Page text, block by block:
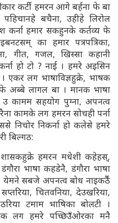
कर्टी हमरन आगे बर्हना फे बा
बचैना, उहीहे लिरोल
कर्ना हमार सकहुनके कर्तव्य फे
का हमार पत्रपत्रिका,
गीत, गजल, खिस्सा कहानी
हो टो ? नाई । हमरे अइसिन
लग भाषाविज्ञहुक्रे, भाषक
फे अब्बे लागल बा । मानक भाषा
कामम सहयोग पुग्ना, अपनत्व
कामके लग हमरन सोचही पर्ना
निचोर निकर्ना हो कलेसे हमरे
बिल्गठ:
हमरन मधेशी कहेहस्,
भाषा कहडेनै, डंगौरा भाषा
येमने सबजे अपनत्व बोध नाइकर्ठैं
चितवनिया, देउखरिया,
टमाम भाषिका बोलटी ।
लग हमरे पच्छिउँओरका मनै